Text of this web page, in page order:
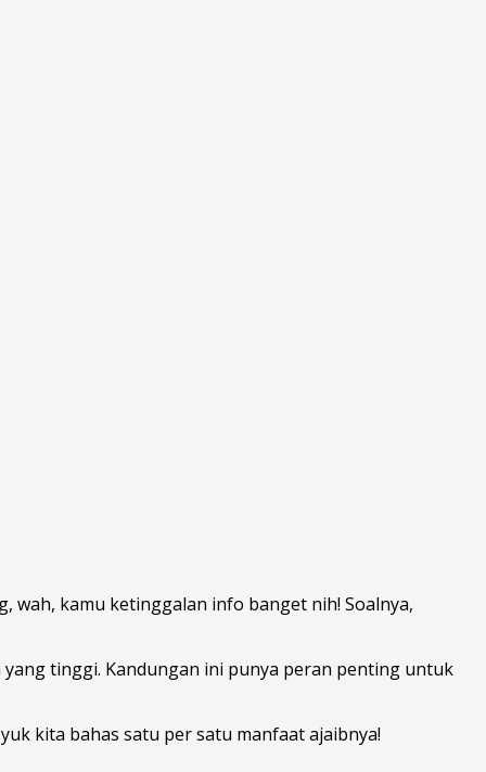
wah, kamu ketinggalan info banget nih! Soalnya,
tinggi. Kandungan ini punya peran penting untuk
kita bahas satu per satu manfaat ajaibnya!